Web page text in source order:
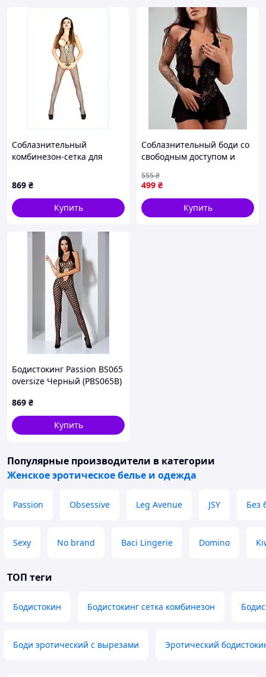
Соблазнительный
комбинезон-сетка для
869 ₴
Купить
Соблазнительный боди со
свободным доступом и
Черный
499 ₴
555₴
Купить
Бодистокинг Passion BS065
oversize Черный (PBS065B)
869 ₴
Купить
Популярные производители в категории
Женское эротическое белье и одежда
Passion Obsessive Leg Avenue JSY Без
Sexy No brand Baci Lingerie Domino
ТОП теги
Бодистокин Бодистокинг сетка комбинезон
Боди эротический с вырезами Эротический